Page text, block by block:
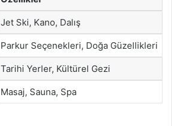
Jet Ski, Kano, Dalış
Parkur Seçenekleri, Doğa Güzellikleri
Tarihi Yerler, Kültürel Gezi
Masaj, Sauna, Spa